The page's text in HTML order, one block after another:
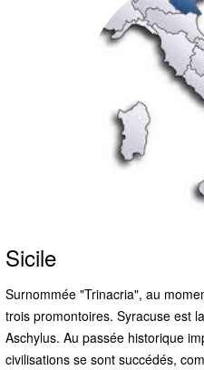
Sicile
Surnommée "Trinacria", au
trois promontoires. Syracuse est
Aschylus. Au passée historique
civilisations se sont succédés,